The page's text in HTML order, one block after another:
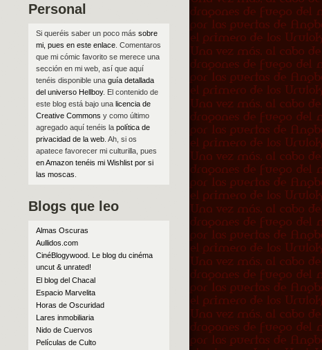
Personal
Si queréis saber un poco más sobre
mi, pues en este enlace. Comentaros
que mi cómic favorito se merece una
sección en mi web, así que aquí
tenéis disponible una guía detallada
del universo Hellboy. El contenido de
este blog está bajo una licencia de
Creative Commons y como último
agregado aquí tenéis la política de
privacidad de la web. Ah, si os
apatece favorecer mi culturilla, pues
en Amazon tenéis mi Wishlist por si
las moscas
Blogs que leo
Almas Oscuras
Aullidos.com
CinéBlogywood. Le blog du cinéma
uncut & unrated!
El blog del Chacal
Espacio Marvelita
Horas de Oscuridad
Lares inmobiliaria
Nido de Cuervos
Películas de Culto